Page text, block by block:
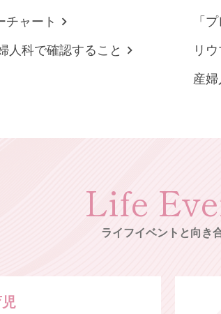
チャート
人科で確認すること
「
リ
産
Life
ライフイベントと向き